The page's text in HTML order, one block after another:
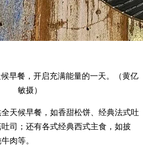
候早餐，开启充满能量的一天。（黄亿
敏摄）
天候早餐，如香甜松饼、经典法式吐
司；还有各式经典西式主食，如披
肉等。